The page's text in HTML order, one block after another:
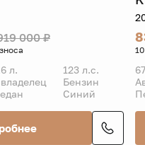
000 ₽
л.
123 л.с.
Бензин
Синий